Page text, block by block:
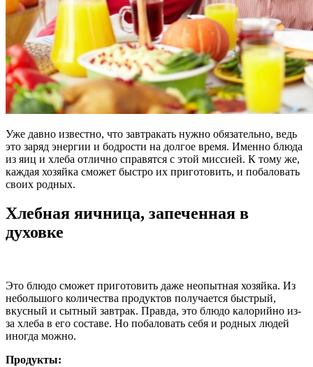
Уже давно известно, что завтракать нужно обязательно, ведь
это заряд энергии и бодрости на долгое время. Именно блюда
из яиц и хлеба отлично справятся с этой миссией. К тому же,
каждая хозяйка сможет быстро их приготовить, и побаловать
своих родных.
Хлебная яичница, запеченная в
духовке
Это блюдо сможет приготовить даже неопытная хозяйка. Из
небольшого количества продуктов получается быстрый,
вкусный и сытный завтрак. Правда, это блюдо калорийно из-
за хлеба в его составе. Но побаловать себя и родных людей
иногда можно.
Продукты: